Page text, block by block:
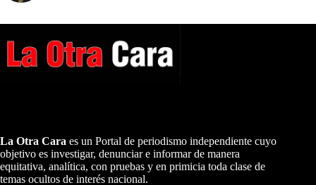
La Otra Cara es un Portal de periodismo independiente cuyo
objetivo es investigar, denunciar e informar de manera
equitativa, analítica, con pruebas y en primicia toda clase de
temas ocultos de interés nacional.